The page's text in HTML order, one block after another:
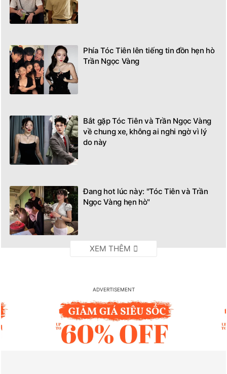
Phía Tóc Tiên lên tiếng tin đồn hẹn hò
Trần Ngọc Vàng
Bắt gặp Tóc Tiên và Trần Ngọc Vàng
về chung xe, không ai nghi ngờ vì lý
do này
Đang hot lúc này: "Tóc Tiên và Trần
Ngọc Vàng hẹn hò"